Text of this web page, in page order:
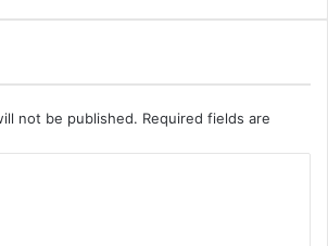
not be published. Required fields are